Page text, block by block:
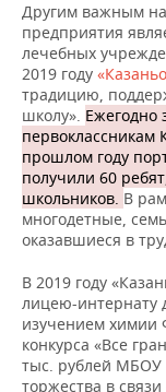
Другим важным
предприятия
лечебных
2019 году
традицию,
школу». Ежегодно
первоклассникам
прошлом году
получили 60
школьников. В
многодетные,
оказавшиеся в
В 2019 году
лицею-интернату
изучением
конкурса «Все
тыс. рублей МБОУ
торжества в